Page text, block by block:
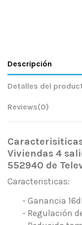
Descripción
Detalles del
Reviews(0)
Viviendas 4
552940 de
Caracteristicas:
- Ganancia
- Regulación